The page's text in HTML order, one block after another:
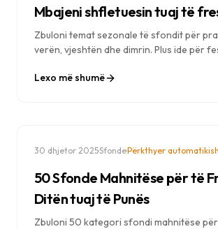
Mbajeni shfletuesin tuaj të
gjithë vitit
Zbuloni temat sezonale të sfondit për
verën, vjeshtën dhe dimrin. Plus ide për
frymëzues gjatë gjithë vitit.
Lexo më shumë
30 dhjetor 2025·Sfonde·Përkthyer
50 Sfonde Mahnitëse për të
Ditën tuaj të Punës
Zbuloni 50 kategori sfondi mahnitëse